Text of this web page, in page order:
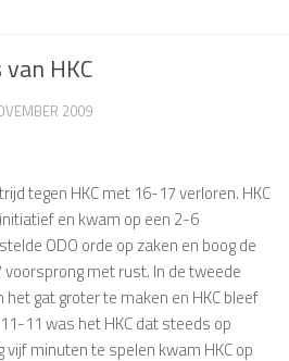
HKC
2009
tegen HKC met 16-17 verloren. HKC
en kwam op een 2-6
ODO orde op zaken en boog de
met rust. In de tweede
gat groter te maken en HKC bleef
11 was het HKC dat steeds op
minuten te spelen kwam HKC op